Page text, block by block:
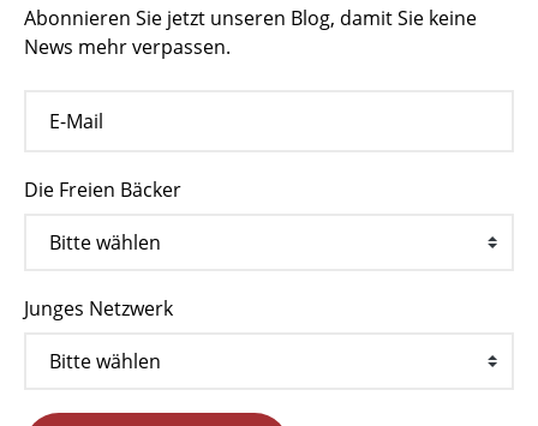
Abonnieren Sie jetzt unseren Blog, damit Sie keine
News mehr verpassen.
Die Freien Bäcker
Junges Netzwerk